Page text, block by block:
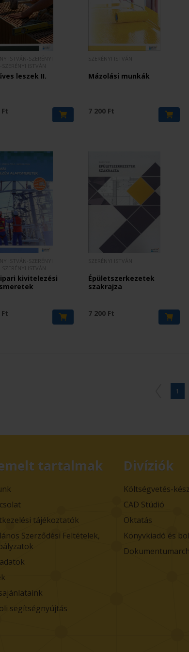
leszek II.
Ft
Mázolási munkák
7 200 Ft
kivitelezési
Ft
Épületszerkezetek
szakrajza
7 200 Ft
1
tartalmak
tájékoztatók
Szerződési Feltételek,
segítségnyújtás
Divíziók
Költségvetés-
CAD Stúdió
Oktatás
Könyvkiadó és